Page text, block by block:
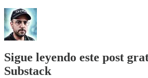
Sigue leyendo este post
Substack